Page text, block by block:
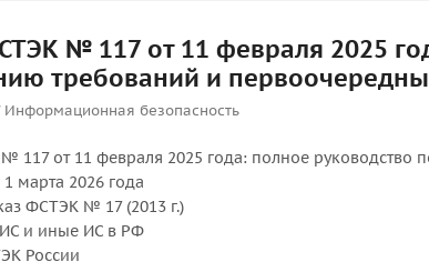
№ 117 от 11 февраля 2025
требований и
безопасность
117 от 11 февраля 2025 года: полное руководство
1 марта 2026 года
ФСТЭК № 17 (2013 г.)
и иные ИС в РФ
России